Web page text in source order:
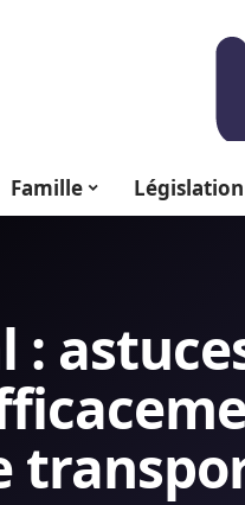
Famille Législation
: